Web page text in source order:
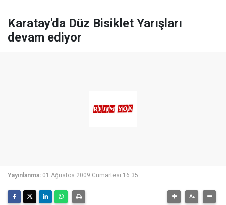
Karatay'da Düz Bisiklet Yarışları
devam ediyor
Yayınlanma: 01 Ağustos 2009 Cumartesi 16:35